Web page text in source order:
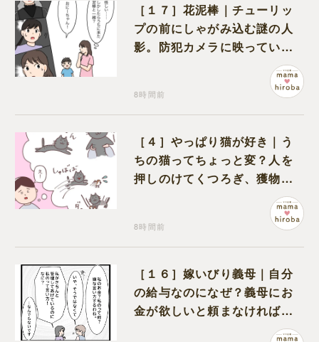
［１７］花泥棒｜チューリッ
プの前にしゃがみ込む謎の人
影。防犯カメラに映っていた
8時間前
［４］やっぱり猫が好き｜う
ちの猫ってちょっと変？人を
押しのけてくつろぎ、獲物に
も物怖じしない鋼のハート
8時間前
［１６］嫁いびり義母｜自分
の給与なのになぜ？義母にお
金が欲しいと頼まなければな